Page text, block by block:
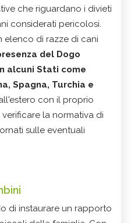
che riguardano i divieti
considerati pericolosi.
elenco di razze di cani
del Dogo
alcuni Stati come
Spagna, Turchia e
all'estero con il proprio
la normativa di
sulle eventuali
di instaurare un rapporto